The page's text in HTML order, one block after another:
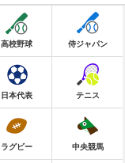
高校野球 侍ジャパン
日本代表 テニス
ラグビー 中央競馬